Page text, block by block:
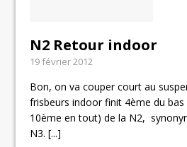
N2 Retour indoor
19 février 2012
Bon, on va couper court au
frisbeurs indoor finit 4ème du
10ème en tout) de la N2,
N3.[...]